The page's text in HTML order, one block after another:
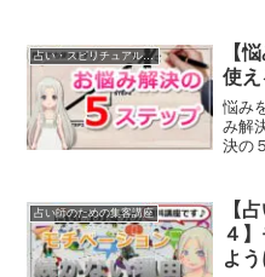
占い・スピリチュアルビジネス
【
使
悩み
み解
決の
占い師のための集客講座
【
４
よ